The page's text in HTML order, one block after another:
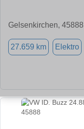
Gelsenkirchen, 45888
27.659 km Elektro